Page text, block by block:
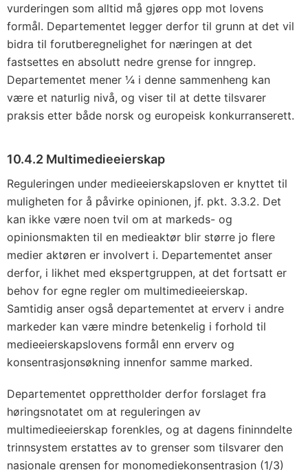
vurderingen som alltid må gjøres opp mot lovens
formål. Departementet legger derfor til grunn at det vil
bidra til forutberegnelighet for næringen at det
fastsettes en absolutt nedre grense for inngrep.
Departementet mener ¼ i denne sammenheng kan
være et naturlig nivå, og viser til at dette tilsvarer
praksis etter både norsk og europeisk konkurranserett.
10.4.2 Multimedieeierskap
Reguleringen under medieeierskapsloven er knyttet til
muligheten for å påvirke opinionen, jf. pkt. 3.3.2. Det
kan ikke være noen tvil om at markeds- og
opinionsmakten til en medieaktør blir større jo flere
medier aktøren er involvert i. Departementet anser
derfor, i likhet med ekspertgruppen, at det fortsatt er
behov for egne regler om multimedieeierskap.
Samtidig anser også departementet at erverv i andre
markeder kan være mindre betenkelig i forhold til
medieeierskapslovens formål enn erverv og
konsentrasjonsøkning innenfor samme marked.
Departementet opprettholder derfor forslaget fra
høringsnotatet om at reguleringen av
multimedieeierskap forenkles, og at dagens fininndelte
trinnsystem erstattes av to grenser som tilsvarer den
nasjonale grensen for monomediekonsentrasjon (1/3)